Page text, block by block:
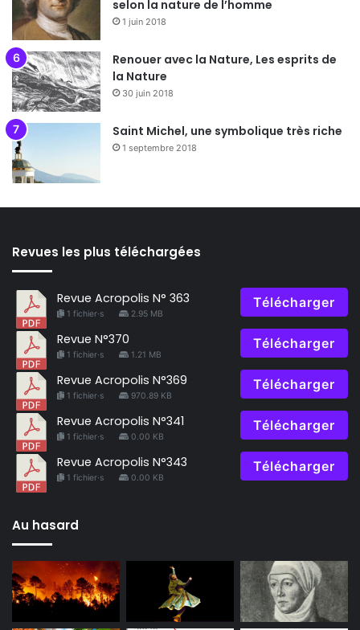
selon la nature de l’homme
1 juin 2018
Renouer avec la Nature, Les esprits de
la Nature
30 juin 2018
Saint Michel, une symbolique très riche
1 septembre 2018
Revues les plus téléchargées
Revue Acropolis N° 363
1 fichier·s 2.95 MB
Télécharger
Revue N°370
1 fichier·s 1.21 MB
Télécharger
Revue Acropolis N°369
1 fichier·s 970.89 KB
Télécharger
Revue Acropolis N°341
1 fichier·s 0.00 KB
Télécharger
Revue Acropolis N°343
1 fichier·s 0.00 KB
Télécharger
Au hasard